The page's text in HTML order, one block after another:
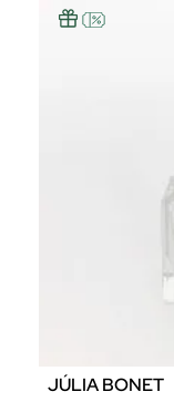
JÚLIA BONET